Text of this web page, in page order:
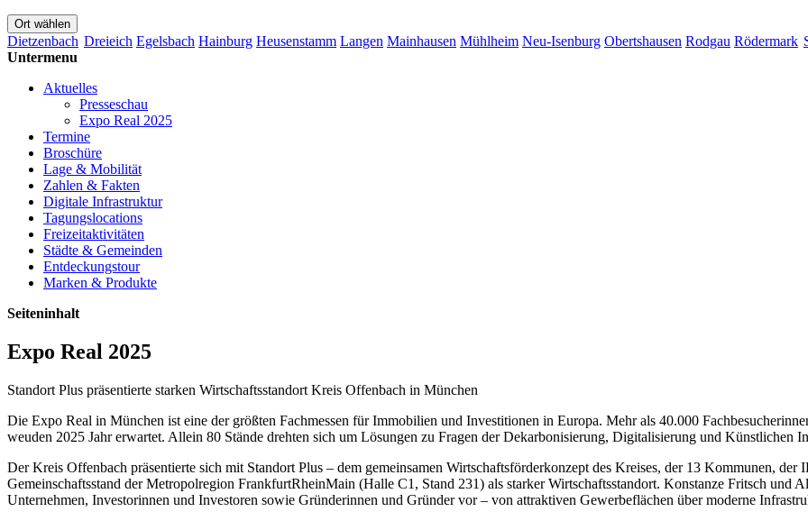
Ort wählen
Dietzenbach Dreieich Egelsbach Hainburg Heusenstamm Langen Mainhausen Mühlheim Neu-Isenburg Obertshausen Rodgau Rödermark
Untermenu
Aktuelles
Presseschau
Expo Real 2025
Termine
Broschüre
Lage & Mobilität
Zahlen & Fakten
Digitale Infrastruktur
Tagungslocations
Freizeitaktivitäten
Städte & Gemeinden
Entdeckungstour
Marken & Produkte
Seiteninhalt
Expo Real 2025
Standort Plus präsentierte starken Wirtschaftsstandort Kreis Offenbach in München
Die Expo Real in München ist eine der größten Fachmessen für Immobilien und Investitionen in Europa. Mehr als 40.000
weuden 2025 Jahr erwartet. Allein 80 Stände drehten sich um Lösungen zu Fragen der Dekarbonisierung, Digitalisierung und Künstlichen
Der Kreis Offenbach präsentierte sich mit Standort Plus – dem gemeinsamen Wirtschaftsförderkonzept des Kreises, der 13 Kommunen,
Gemeinschaftsstand der Metropolregion FrankfurtRheinMain (Halle C1, Stand 231) als starker Wirtschaftsstandort. Konstanze Fritsch und
Unternehmen, Investorinnen und Investoren sowie Gründerinnen und Gründer vor – von attraktiven Gewerbeflächen über moderne